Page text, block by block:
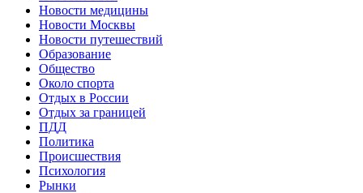
Новости медицины
Новости Москвы
Новости путешествий
Образование
Общество
Около спорта
Отдых в России
Отдых за границей
ПДД
Политика
Происшествия
Психология
Рынки